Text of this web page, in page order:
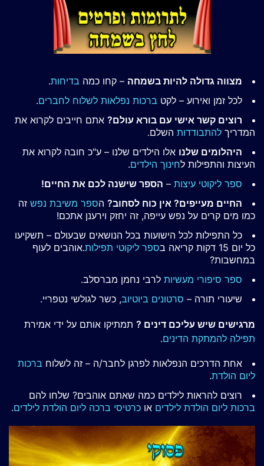
מצווה גדולה להיות בשמחה – קחו כמה בדיחות.
לכל זמן ואירוע – לקט ברכות נפלאות לשלוח לחברים.
רוצים קשר אישי עם בורא עולם? אתם חייבים לקרוא את
המדריך להתבודדות השלם.
היהלומים שלנו אלו הילדים שלנו – ע"כ חובה לקרוא את
העיצות והתפילות לחינוך הילדים.
ספר ליקוטי עיצות – הספר שישנה לכם את החיים!
החיים מעייפים? אין כוח לסחוב? הספר משיבת נפש זה
כמו מים קרים על נפש עייפה, זה יחזק וירענן אתכם!
כל התפילות לכל הישועות בכל הנושאים שבעולם – תשקיעו
כל יום 15 דקות קריאה ב
ספר ליקוטי תפילות.אוהבים לעוף
במחשבות?
ספר סיפורי מעשיות לרבי נחמן מברסלב.
שיעורי תורה – סרטונים ביוטיוב, כשר לגולשי נטפריי.
מרגישים שיש עליכם דינים ? תמתיקו אותם על ידי אמירת
תפילה להמתקת הדינים.
אחת הדרכים הנפלאות לפרגן לחבר/ה – זה לשלוח ברכות
ליום הולדת.
רוצים להראות לילדים כמה שאתם אוהבים? שלחו להם
ברכות ליום הולדת לילדים או כרטיסי ברכה ליום הולדת לילדים.